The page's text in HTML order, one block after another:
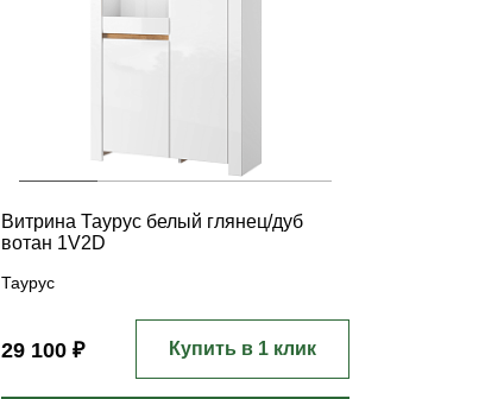
Витрина Таурус белый глянец/дуб
вотан 1V2D
Таурус
29 100 ₽ Купить в 1 клик